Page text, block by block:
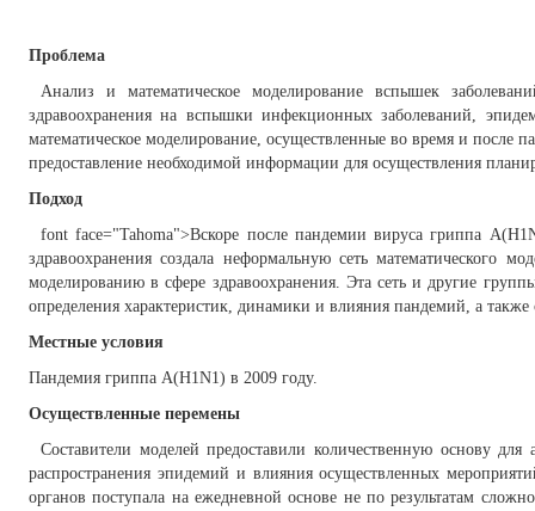
Проблема
Анализ и математическое моделирование вспышек
здравоохранения на вспышки инфекционных заболеваний,
математическое моделирование, осуществленные во время и
предоставление необходимой информации для осуществления
Подход
font face="Tahoma">Вскоре после пандемии вируса гриппа
здравоохранения создала неформальную сеть математического
моделированию в сфере здравоохранения. Эта сеть и другие
определения характеристик, динамики и влияния пандемий, а
Местные условия
Пандемия гриппа A(H1N1) в 2009 году.
Осуществленные перемены
Составители моделей предоставили количественную основу
распространения эпидемий и влияния осуществленных
органов поступала на ежедневной основе не по результатам